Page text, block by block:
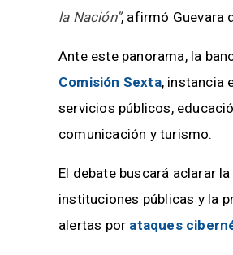
la Nación”, afirmó Guevara
Ante este panorama, la
Comisión Sexta, instancia
servicios públicos,
comunicación y turismo.
El debate buscará aclarar
instituciones públicas y la
alertas por ataques